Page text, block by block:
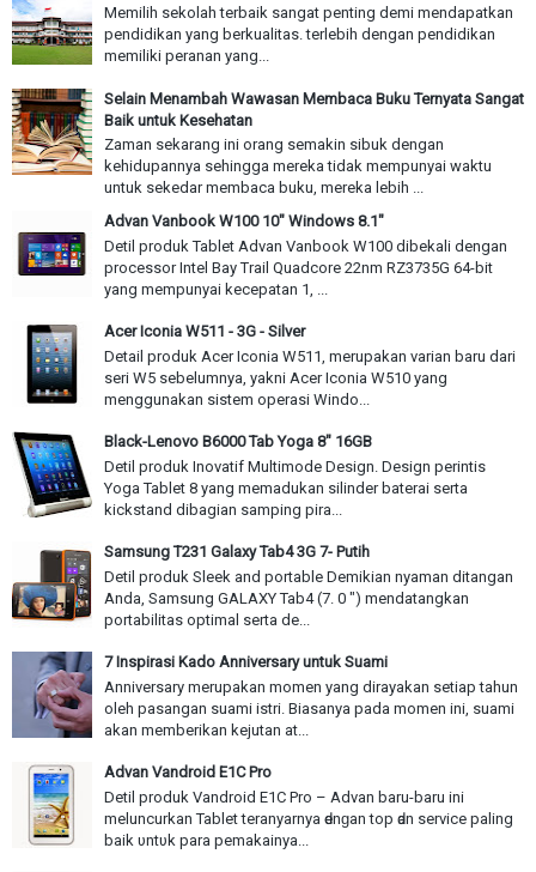
Memilih sekolah terbaik sangat penting demi mendapatkan
pendidikan yang berkualitas. terlebih dengan pendidikan
memiliki peranan yang...
Selain Menambah Wawasan Membaca Buku Ternyata Sangat
Baik untuk Kesehatan
Zaman sekarang ini orang semakin sibuk dengan
kehidupannya sehingga mereka tidak mempunyai waktu
untuk sekedar membaca buku, mereka lebih ...
Advan Vanbook W100 10" Windows 8.1"
Detil produk Tablet Advan Vanbook W100 dibekali dengan
processor Intel Bay Trail Quadcore 22nm RZ3735G 64-bit
yang mempunyai kecepatan 1, ...
Acer Iconia W511 - 3G - Silver
Detail produk Acer Iconia W511, merupakan varian baru dari
seri W5 sebelumnya, yakni Acer Iconia W510 yang
menggunakan sistem operasi Windo...
Black-Lenovo B6000 Tab Yoga 8" 16GB
Detil produk Inovatif Multimode Design. Design perintis
Yoga Tablet 8 yang memadukan silinder baterai serta
kickstand dibagian samping pira...
Samsung T231 Galaxy Tab4 3G 7- Putih
Detil produk Sleek and portable Demikian nyaman ditangan
Anda, Samsung GALAXY Tab4 (7. 0 ") mendatangkan
portabilitas optimal serta de...
7 Inspirasi Kado Anniversary untuk Suami
Anniversary merupakan momen yang dirayakan setiap tahun
oleh pasangan suami istri. Biasanya pada momen ini, suami
akan memberikan kejutan at...
Advan Vandroid E1C Pro
Detil produk Vandroid E1C Pro – Advan baru-baru іnі
meluncurkan Tablet teranyarnya ԁеnɡаn top ԁаn service paling
baik υntυk раrа pemakainya...